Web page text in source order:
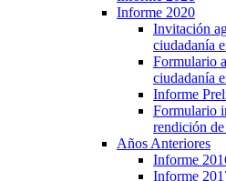
Informe 2020
Invitación
ciudadanía
Formulario
ciudadanía
Informe
Formulario
rendición de
Años Anteriores
Informe
Informe